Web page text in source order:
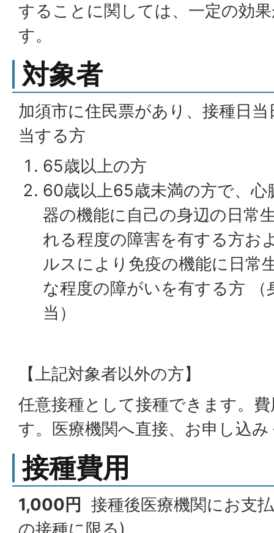
することに関しては、一定の効
す。
対象者
加須市に住民票があり、接種日
当する方
65歳以上の方
60歳以上65歳未満の方で、
器の機能に自己の身辺の日常
れる程度の障害を有する方お
ルスにより免疫の機能に日常
な程度の障がいを有する方 （
当）
【上記対象者以外の方】
任意接種として接種できます。
す。医療機関へ直接、お申し込
接種費用
1,000円
接種後医療機関にお支